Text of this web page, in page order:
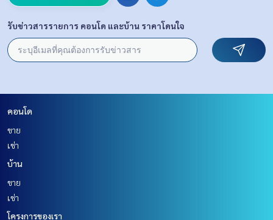
รับข่าวสารรายการ คอนโด และบ้าน ราคาโดนใจ
คอนโด
ขาย
เช่า
บ้าน
ขาย
เช่า
โครงการของเรา